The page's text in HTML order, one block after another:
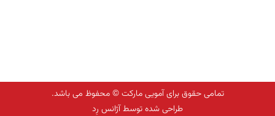
تمامی حقوق برای آمویی مارکت © محفوظ می باشد.
طراحی شده توسط آژانس رِد